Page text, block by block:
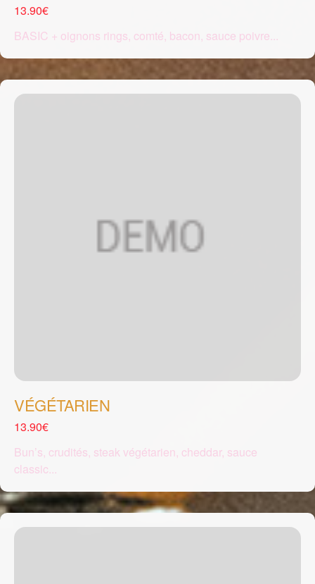
13.90€
BASIC + oignons rings, comté, bacon, sauce poivre...
VÉGÉTARIEN
13.90€
Bun’s, crudités, steak végétarien, cheddar, sauce
classic...